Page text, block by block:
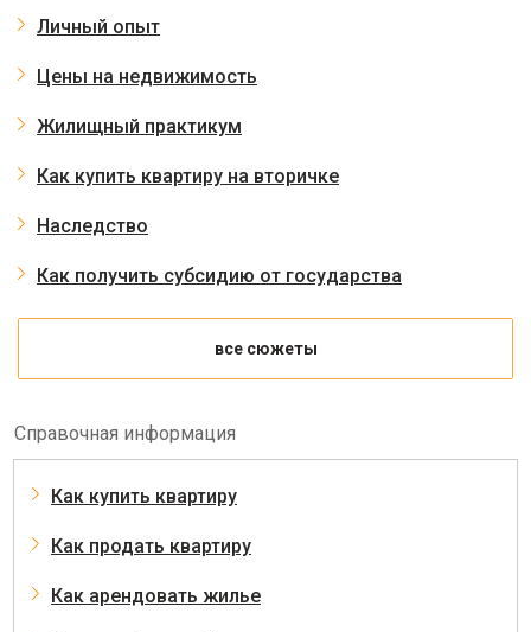
Личный опыт
Цены на недвижимость
Жилищный практикум
Как купить квартиру на вторичке
Наследство
Как получить субсидию от государства
все сюжеты
Справочная информация
Как купить квартиру
Как продать квартиру
Как арендовать жилье